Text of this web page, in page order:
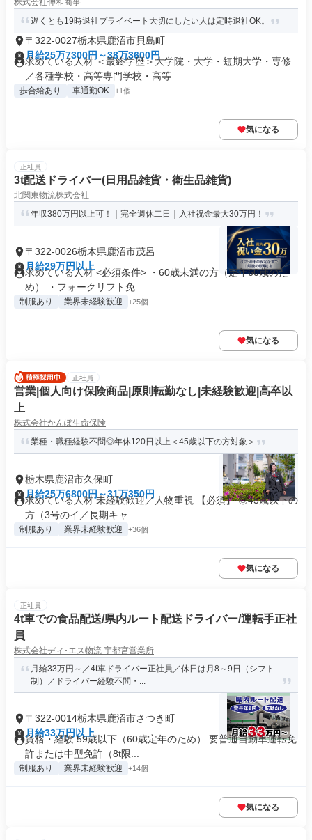
株式会社伸和商事
遅くとも19時退社プライベート大切にしたい人は定時退社OK。
〒322-0027栃木県鹿沼市貝島町
月給25万7300円～38万3600円
求めている人材 ＜最終学歴＞大学院・大学・短期大学・専修
／各種学校・高等専門学校・高等...
歩合給あり 車通勤OK +1個
気になる
正社員
3t配送ドライバー(日用品雑貨・衛生品雑貨)
北関東物流株式会社
年収380万円以上可！｜完全週休二日｜入社祝金最大30万円！
〒322-0026栃木県鹿沼市茂呂
月給29万円以上
求めている人材 <必須条件> ・60歳未満の方（定年60歳のた
め） ・フォークリフト免...
制服あり 業界未経験歓迎 +25個
気になる
正社員
営業|個人向け保険商品|原則転勤なし|未経験歓迎|高卒以
上
株式会社かんぽ生命保険
業種・職種経験不問◎年休120日以上＜45歳以下の方対象＞
栃木県鹿沼市久保町
月給25万6800円～31万350円
求めている人材 未経験歓迎／人物重視 【必須】 ◎45歳以下の
方（3号のイ／長期キャ...
制服あり 業界未経験歓迎 +36個
気になる
正社員
4t車での食品配送/県内ルート配送ドライバー/運転手正社
員
株式会社ディ･エス物流 宇都宮営業所
月給33万円～／4t車ドライバー正社員／休日は月8～9日（シフト
制）／ドライバー経験不問・...
〒322-0014栃木県鹿沼市さつき町
月給33万円以上
資格・経験 59歳以下（60歳定年のため） 要普通自動車運転免
許または中型免許（8t限...
制服あり 業界未経験歓迎 +14個
気になる